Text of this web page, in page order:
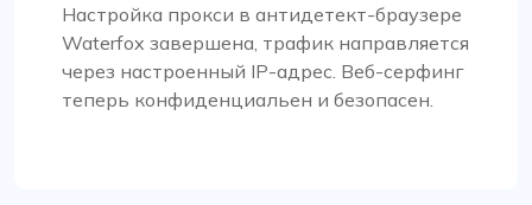
Настройка прокси в антидетект-браузере
Waterfox завершена, трафик направляется
через настроенный IP-адрес. Веб-серфинг
теперь конфиденциальен и безопасен.